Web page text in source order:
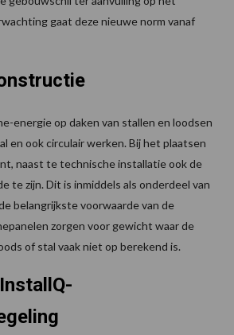
gaat deze nieuwe norm vanaf
energie op daken van stallen en loodsen
en ook circulair werken. Bij het plaatsen
naast te technische installatie ook de
te zijn. Dit is inmiddels als onderdeel van
belangrijkste voorwaarde van de
zorgen voor gewicht waar de
of stal vaak niet op berekend is.